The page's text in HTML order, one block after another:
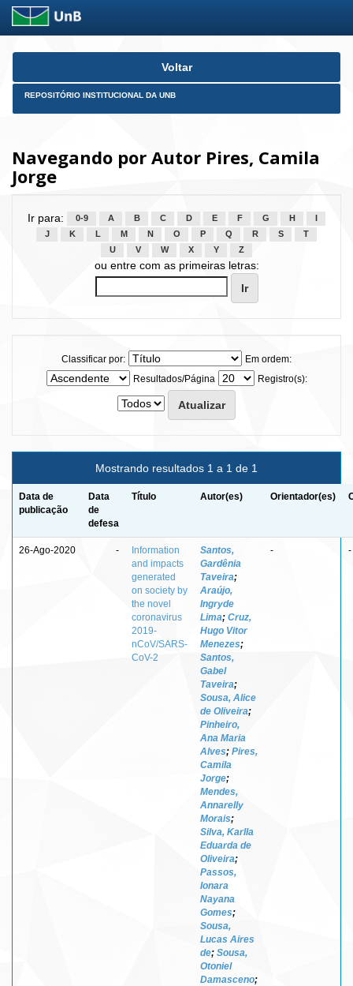
Skip
Voltar
REPOSITÓRIO INSTITUCIONAL DA UNB
Navegando por Autor Pires, Camila
Jorge
Ir para: 0-9 A B C D E F G H
J
K L M N O P Q R S
T
U
V W X Y Z
ou entre com as primeiras letras:
Classificar por:
Em ordem:
Resultados/Página
Registro(s):
Mostrando resultados 1 a 1 de 1
Data de
publicação
Data
de
defesa
Título Autor(es) Orientador(es)
26-Ago-2020 -
Information
and impacts
generated
on society by
the novel
coronavirus
2019-
nCoV/SARS-
CoV-2
Santos,
Gardênia
Taveira;
Araújo,
Ingryde
Lima; Cruz,
Hugo Vitor
Menezes;
Santos,
Gabel
Taveira;
Sousa, Alice
de Oliveira;
Pinheiro,
Ana Maria
Alves; Pires,
Camila
Jorge;
Mendes,
Annarelly
Morais;
Silva, Karlla
Eduarda de
Oliveira;
Passos,
Ionara
Nayana
Gomes;
Sousa,
Lucas Aires
de; Sousa,
Otoniel
Damasceno;
- -